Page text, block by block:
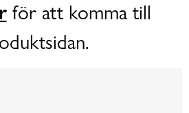
för att komma till